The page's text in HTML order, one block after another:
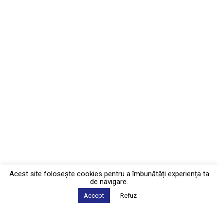
Acest site foloseşte cookies pentru a îmbunătăți experiența ta
de navigare.
Accept Refuz